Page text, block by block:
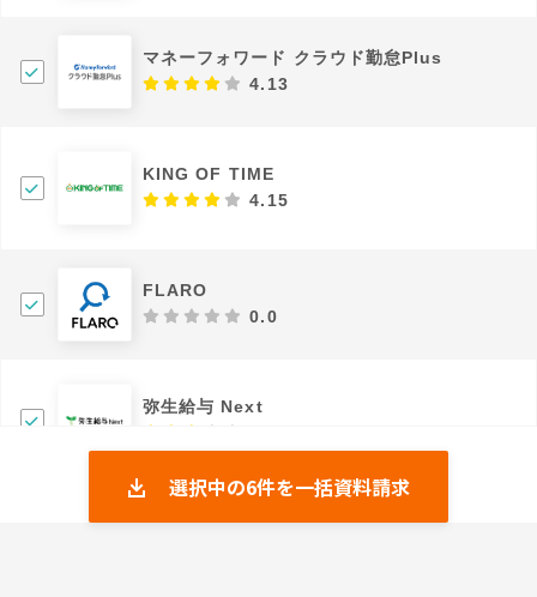
マネーフォワード クラウド勤怠Plus
4.13
KING OF TIME
4.15
FLARO
0.0
弥生給与 Next
シフトラ
選択中の6件を一括資料請求